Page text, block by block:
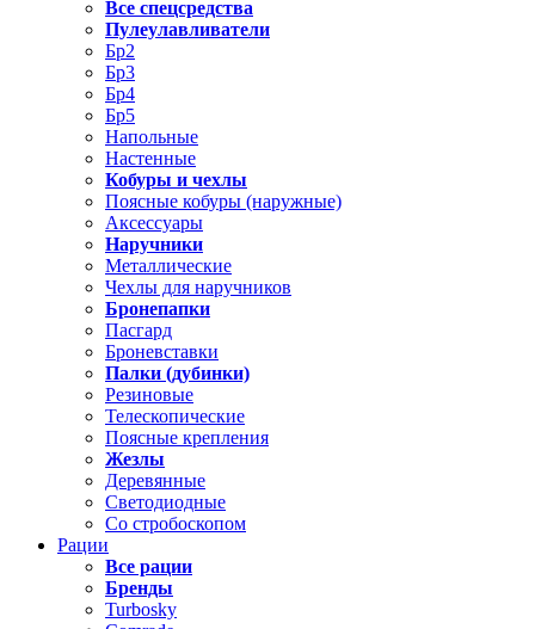
Все спецсредства
Пулеулавливатели
Бр2
Бр3
Бр4
Бр5
Напольные
Настенные
Кобуры и чехлы
Поясные кобуры (наружные)
Аксессуары
Наручники
Металлические
Чехлы для наручников
Бронепапки
Пасгард
Броневставки
Палки (дубинки)
Резиновые
Телескопические
Поясные крепления
Жезлы
Деревянные
Светодиодные
Со стробоскопом
Рации
Все рации
Бренды
Turbosky